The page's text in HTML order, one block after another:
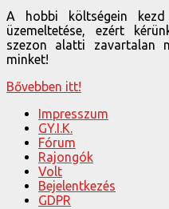
A hobbi költségein
üzemeltetése, ezért
szezon alatti zavartalan
minket!
Bővebben itt!
Impresszum
GY.I.K.
Fórum
Rajongók
Volt
Bejelentkezés
GDPR